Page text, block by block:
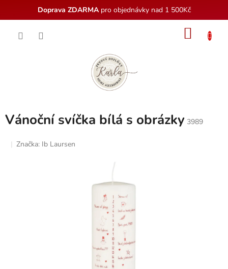
Doprava ZDARMApro objednávky nad 1 500Kč
Vánoční svíčka bílá s obrázky 3989
Značka: Ib Laursen